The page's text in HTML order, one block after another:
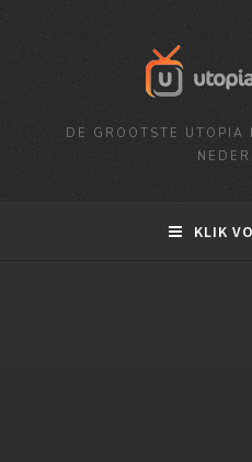
DE GROOTSTE UTOPIA
KLIK